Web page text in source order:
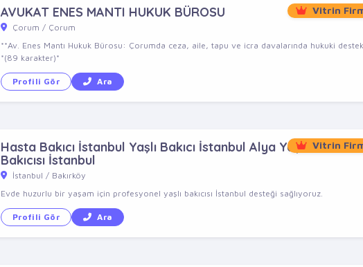
Vitrin
AVUKAT ENES MANTI HUKUK BÜROSU
Çorum / Çorum
**Av. Enes Mantı Hukuk Bürosu: Çorumda ceza, aile, tapu ve icra davalarında hukuki
*(89 karakter)*
Profili Gör Ara
Vitrin
Hasta Bakıcı İstanbul Yaşlı Bakıcı İstanbul Alya Yaşlı
Bakıcısı İstanbul
İstanbul / Bakırköy
Evde huzurlu bir yaşam için profesyonel yaşlı bakıcısı İstanbul desteği sağlıyoruz.
Profili Gör Ara